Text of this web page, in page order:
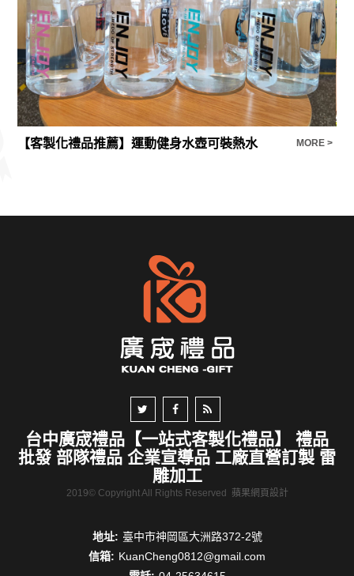
【客製化禮品推薦】運動健身水壺可裝熱水 MORE >
台中廣宬禮品【一站式客製化禮品】 禮品
批發 部隊禮品 企業宣導品 工廠直營訂製 雷
雕加工
2019© Copyright All Rights Reserved 蘋果網頁設計
地址: 臺中市神岡區大洲路372-2號
信箱: KuanCheng0812@gmail.com